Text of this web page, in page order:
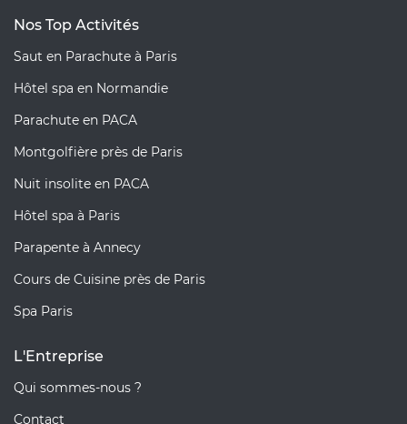
Nos Top Activités
Saut en Parachute à Paris
Hôtel spa en Normandie
Parachute en PACA
Montgolfière près de Paris
Nuit insolite en PACA
Hôtel spa à Paris
Parapente à Annecy
Cours de Cuisine près de Paris
Spa Paris
L'Entreprise
Qui sommes-nous ?
Contact